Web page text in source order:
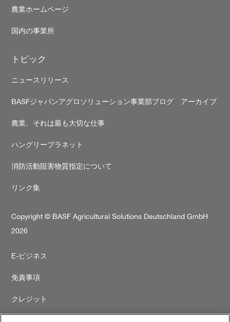
農業ホームページ
国内の事業所
トピック
ニュースリリース
BASFジャパンアグロソリューション事業部ブログ アーカイブ
農業、それは最も大切な仕事
ハングリープラネット
消防活動阻害物質指定について
リンク集
Copyright © BASF Agricultural Solutions Deutschland GmbH
2026
Secondary
footer
E-ビジネス
免責事項
クレジット